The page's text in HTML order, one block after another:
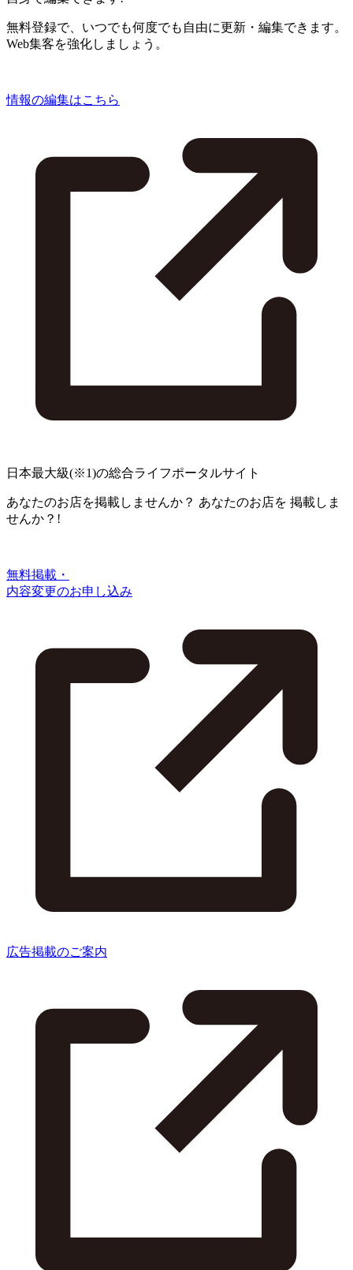
無料登録で、いつでも何度でも自由に更新・編集できます。
Web集客を強化しましょう。
情報の編集はこちら
日本最大級(※1)の総合ライフポータルサイト
あなたのお店を掲載しませんか？ あなたのお店を 掲載しま
せんか？!
無料掲載・
内容変更のお申し込み
広告掲載のご案内